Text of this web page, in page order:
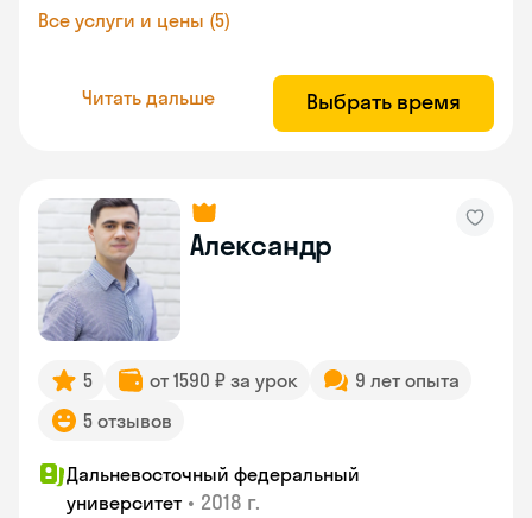
Все услуги и цены (5)
Читать дальше Выбрать время
Александр
5 от 1590 ₽ за урок
9 лет опыта
5 отзывов
Дальневосточный федеральный
университет • 2018 г.